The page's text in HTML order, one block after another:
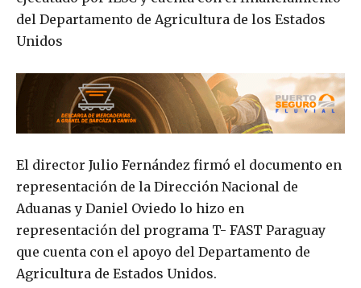
del Departamento de Agricultura de los Estados
Unidos
El director Julio Fernández firmó el documento en
representación de la Dirección Nacional de
Aduanas y Daniel Oviedo lo hizo en
representación del programa T- FAST Paraguay
que cuenta con el apoyo del Departamento de
Agricultura de Estados Unidos.